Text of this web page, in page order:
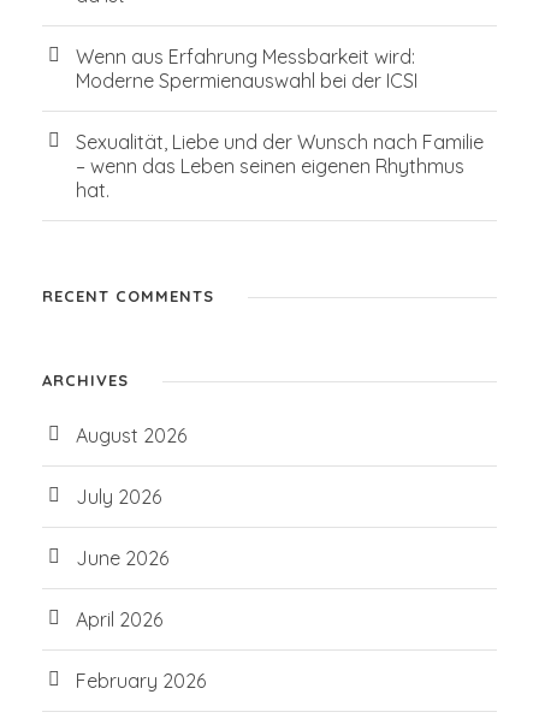
Wenn aus Erfahrung Messbarkeit wird:
Moderne Spermienauswahl bei der ICSI
Sexualität, Liebe und der Wunsch nach Familie
– wenn das Leben seinen eigenen Rhythmus
hat.
RECENT COMMENTS
ARCHIVES
August 2026
July 2026
June 2026
April 2026
February 2026